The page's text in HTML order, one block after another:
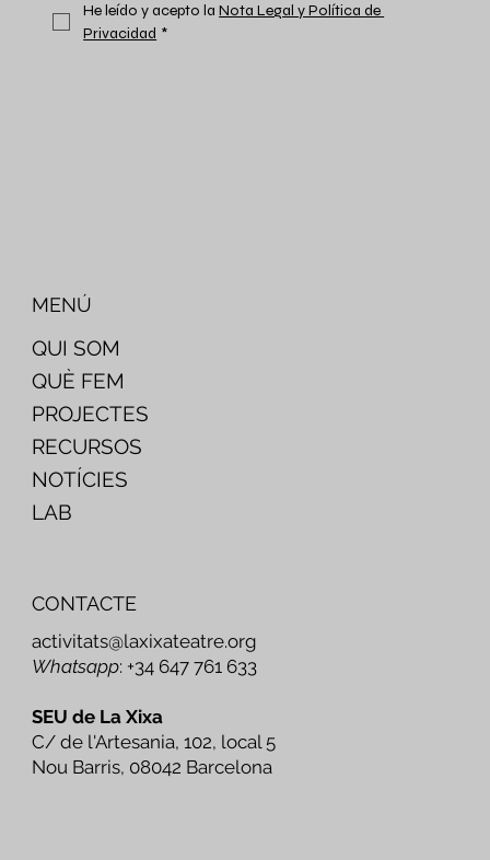
He leído y acepto la Nota Legal y Política de
Privacidad *
QUI SOM
QUÈ FEM
PROJECTES
RECURSOS
NOTÍCIES
LAB
MENÚ
CONTACTE
activitats@laxixateatre.org
Whatsapp: +34 647 761 633
SEU de La Xixa
C/ de l'Artesania, 102, local 5
Nou Barris, 08042 Barcelona